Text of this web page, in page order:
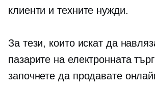
клиенти и техните нужди.
За тези, които искат да
пазарите на електронната
започнете да продавате